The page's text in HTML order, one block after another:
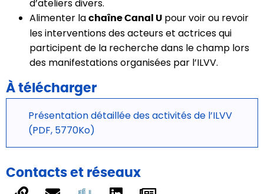
d’ateliers divers.
Alimenter la chaîne Canal U pour voir ou revoir
les interventions des acteurs et actrices qui
participent de la recherche dans le champ lors
des manifestations organisées par l’ILVV.
À télécharger
Présentation détaillée des activités de l’ILVV
(PDF, 5770Ko)
Contacts et réseaux